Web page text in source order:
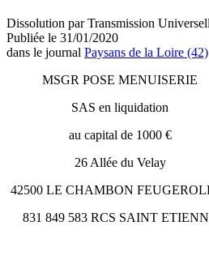
Dissolution par Transmission
Publiée le 31/01/2020
dans le journal Paysans de la Loire (42)
MSGR POSE MENUISERIE
SAS en liquidation
au capital de 1000 €
26 Allée du Velay
42500 LE CHAMBON
831 849 583 RCS SAINT